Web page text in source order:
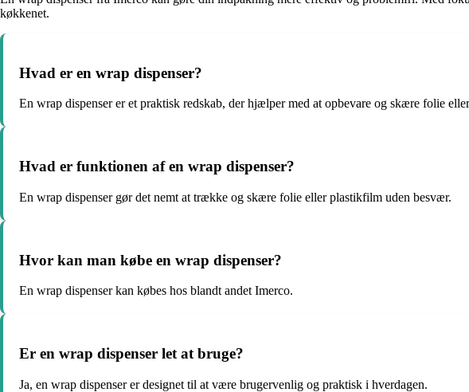
køkkenet.
Hvad er en wrap dispenser?
En wrap dispenser er et praktisk redskab, der hjælper med at opbevare og skære folie
Hvad er funktionen af en wrap dispenser?
En wrap dispenser gør det nemt at trække og skære folie eller plastikfilm uden besvær.
Hvor kan man købe en wrap dispenser?
En wrap dispenser kan købes hos blandt andet Imerco.
Er en wrap dispenser let at bruge?
Ja, en wrap dispenser er designet til at være brugervenlig og praktisk i hverdagen.